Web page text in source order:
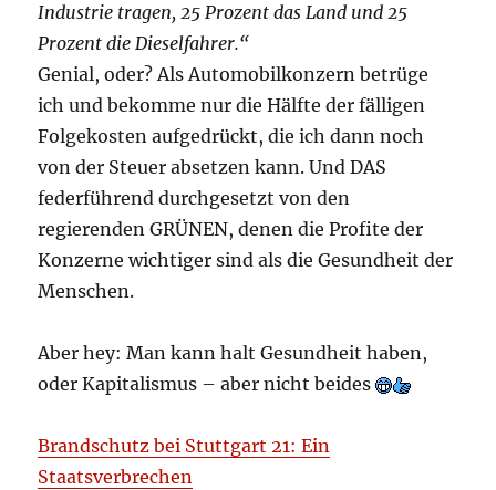
Industrie tragen, 25 Prozent das Land und 25
Prozent die Dieselfahrer.“
Genial, oder? Als Automobilkonzern betrüge
ich und bekomme nur die Hälfte der fälligen
Folgekosten aufgedrückt, die ich dann noch
von der Steuer absetzen kann. Und DAS
federführend durchgesetzt von den
regierenden GRÜNEN, denen die Profite der
Konzerne wichtiger sind als die Gesundheit der
Menschen.
Aber hey: Man kann halt Gesundheit haben,
oder Kapitalismus – aber nicht beides
Brandschutz bei Stuttgart 21: Ein
Staatsverbrechen